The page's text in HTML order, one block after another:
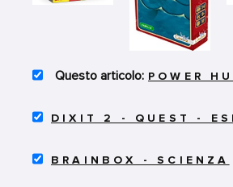
SELECT
PETS
POWER
SELECT
-
DIXIT 2 - QUEST -
SELECT
BRAINBOX - SCIENZA